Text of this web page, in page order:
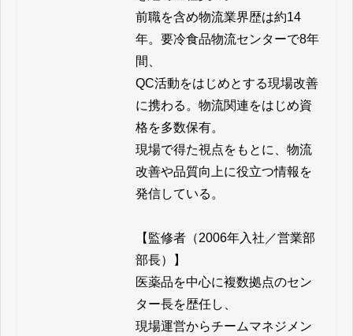
前職を含め物流業界歴は約14
年。要冷食品物流センターで8年
間、
QC活動をはじめとする現場改善
に携わる。物流関連をはじめ資
格を多数保有。
現場で得た視点をもとに、物流
改善や品質向上に役立つ情報を
発信している。
【監修者（2006年入社／営業部
部長）】
医薬品を中心に複数拠点のセン
ター長を歴任し、
現場運営からチームマネジメン